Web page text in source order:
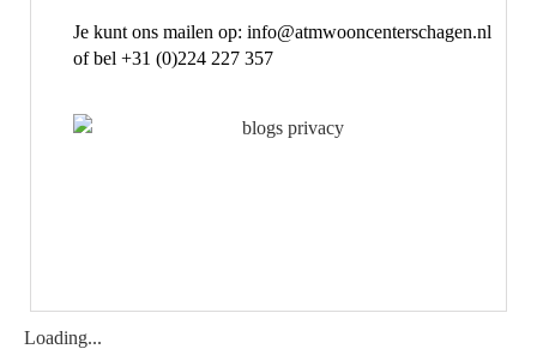
Je kunt ons mailen op: info@atmwooncenterschagen.nl
of bel +31 (0)224 227 357
Loading...